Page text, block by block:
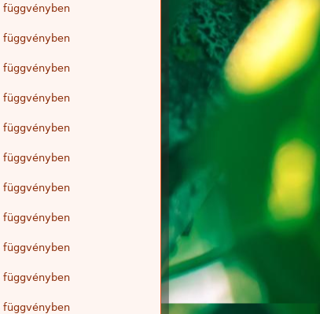
függvényben
függvényben
függvényben
függvényben
függvényben
függvényben
függvényben
függvényben
függvényben
függvényben
függvényben